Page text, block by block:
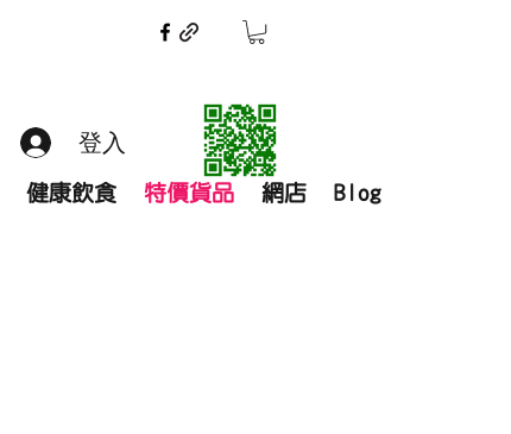
登入
健康飲食 特價貨品 網店 Blog